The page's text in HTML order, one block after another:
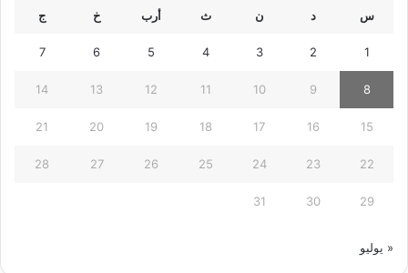
س د ن ث أرب خ ج
1
2
3
4
5
6
7
8
9
10
11
12
13
14
15
16
17
18
19
20
21
22
23
24
25
26
27
28
29
30
31
« يوليو